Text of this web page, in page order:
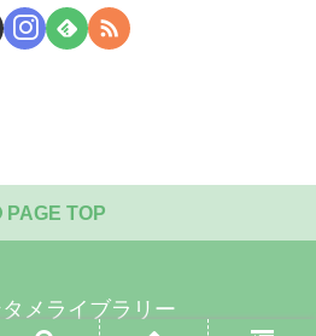
PAGE TOP
メライブラリー